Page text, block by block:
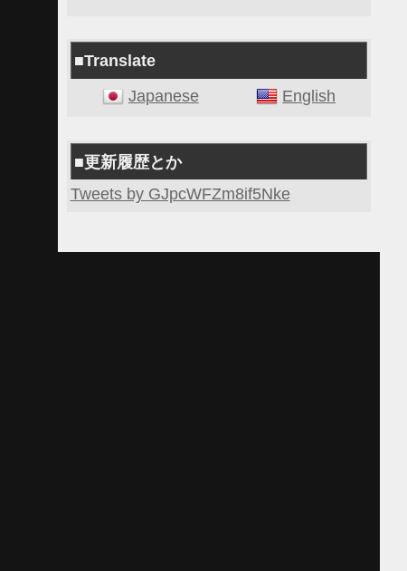
■Translate
Japanese
English
■更新履歴とか
Tweets by GJpcWFZm8if5Nke